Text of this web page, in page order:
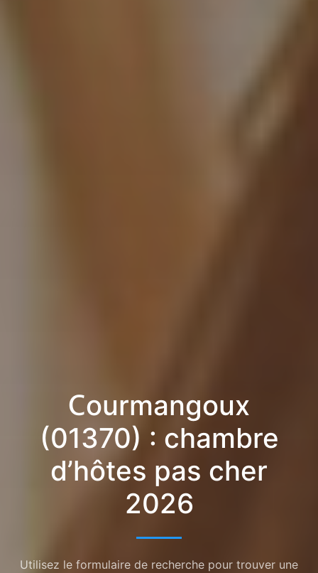
Courmangoux
(01370) : chambre
d’hôtes pas cher
2026
Utilisez le formulaire de recherche pour trouver une